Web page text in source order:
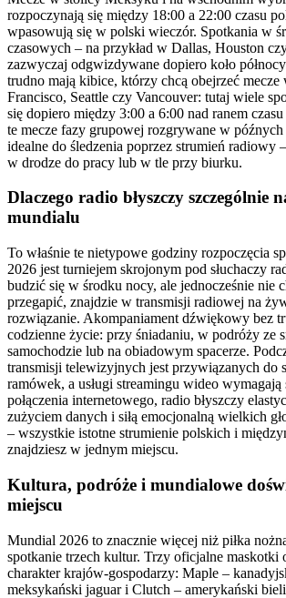
rozpoczynają się między 18:00 a 22:00 czasu
wpasowują się w polski wieczór. Spotkania w
czasowych – na przykład w Dallas, Houston
zazwyczaj odgwizdywane dopiero koło
trudno mają kibice, którzy chcą obejrzeć mecze
Francisco, Seattle czy Vancouver: tutaj wiele
się dopiero między 3:00 a 6:00 nad ranem
te mecze fazy grupowej rozgrywane w późnych
idealne do śledzenia poprzez strumień radiowy
w drodze do pracy lub w tle przy biurku.
Dlaczego radio błyszczy szczególnie
mundialu
To właśnie te nietypowe godziny rozpoczęcia
2026 jest turniejem skrojonym pod słuchaczy
budzić się w środku nocy, ale jednocześnie nie
przegapić, znajdzie w transmisji radiowej na
rozwiązanie. Akompaniament dźwiękowy bez
codzienne życie: przy śniadaniu, w podróży ze
samochodzie lub na obiadowym spacerze.
transmisji telewizyjnych jest przywiązanych do
ramówek, a usługi streamingu wideo wymagają
połączenia internetowego, radio błyszczy
zużyciem danych i siłą emocjonalną wielkich
– wszystkie istotne strumienie polskich i
znajdziesz w jednym miejscu.
Kultura, podróże i mundialowe
miejscu
Mundial 2026 to znacznie więcej niż piłka
spotkanie trzech kultur. Trzy oficjalne maskotki
charakter krajów-gospodarzy: Maple –
meksykański jaguar i Clutch – amerykański